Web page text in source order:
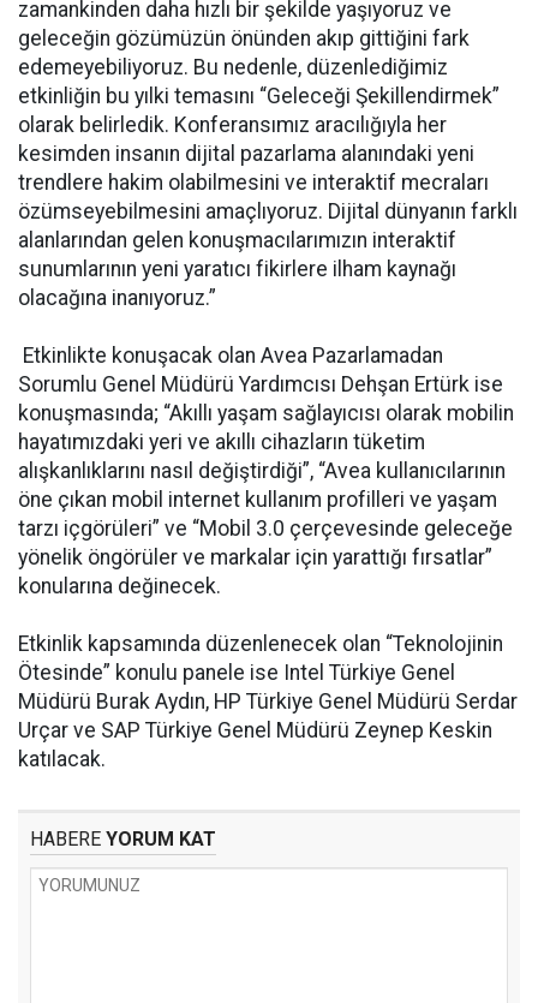
zamankinden daha hızlı bir şekilde yaşıyoruz ve
geleceğin gözümüzün önünden akıp gittiğini fark
edemeyebiliyoruz. Bu nedenle, düzenlediğimiz
etkinliğin bu yılki temasını “Geleceği Şekillendirmek”
olarak belirledik. Konferansımız aracılığıyla her
kesimden insanın dijital pazarlama alanındaki yeni
trendlere hakim olabilmesini ve interaktif mecraları
özümseyebilmesini amaçlıyoruz. Dijital dünyanın farklı
alanlarından gelen konuşmacılarımızın interaktif
sunumlarının yeni yaratıcı fikirlere ilham kaynağı
olacağına inanıyoruz.”
Etkinlikte konuşacak olan Avea Pazarlamadan
Sorumlu Genel Müdürü Yardımcısı Dehşan Ertürk ise
konuşmasında; “Akıllı yaşam sağlayıcısı olarak mobilin
hayatımızdaki yeri ve akıllı cihazların tüketim
alışkanlıklarını nasıl değiştirdiği”, “Avea kullanıcılarının
öne çıkan mobil internet kullanım profilleri ve yaşam
tarzı içgörüleri” ve “Mobil 3.0 çerçevesinde geleceğe
yönelik öngörüler ve markalar için yarattığı fırsatlar”
konularına değinecek.
Etkinlik kapsamında düzenlenecek olan “Teknolojinin
Ötesinde” konulu panele ise Intel Türkiye Genel
Müdürü Burak Aydın, HP Türkiye Genel Müdürü Serdar
Urçar ve SAP Türkiye Genel Müdürü Zeynep Keskin
katılacak.
HABERE YORUM KAT